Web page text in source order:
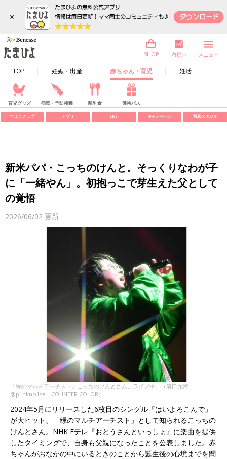
×
TOP 妊娠・出産 赤ちゃん・育児 妊活
SHOP 内祝い メニュー
育児グッズ 病気・予防接種 離乳食 優待パス
ひよこクラブ アプリ SNS キャンペーン 写真スタジオ
新米パパ・こっちのけんと。そっくりなわが子
に「一緒やん」。初抱っこで芽生えた父として
の覚悟
2026/06/02 更新
「緑のマルチアーチスト」こっちのけんとさん、ライブ中。（溝口元海
@p1nkno1se COUNTER COLOR）
2024年5月にリリースした6枚目のシングル『はいよろこんで」
が大ヒット、「緑のマルチアーチスト」として知られるこっちの
けんとさん。NHK Eテレ『おとうさんといっしょ』に楽曲を提供
したタイミングで、自身も父親になったことを公表しました。赤
ちゃんがおなかの中にいるときのことから誕生後の心境までを聞